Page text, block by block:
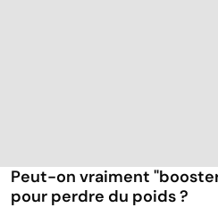
Peut-on vraiment
pour perdre du poids ?